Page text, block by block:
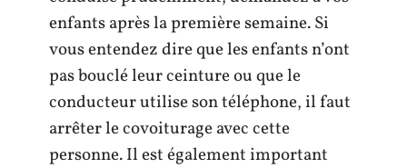
enfants après la première semaine. Si
vous entendez dire que les enfants n’ont
pas bouclé leur ceinture ou que le
conducteur utilise son téléphone, il faut
arrêter le covoiturage avec cette
personne. Il est également important